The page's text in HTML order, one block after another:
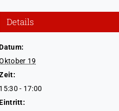
Details
19
15:30 - 17:00